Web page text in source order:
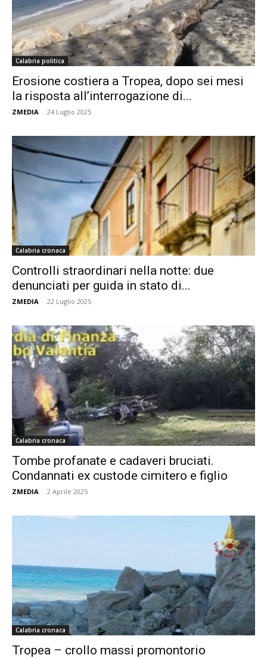
Calabria politica
Erosione costiera a Tropea, dopo sei mesi
la risposta all’interrogazione di...
ZMEDIA - 24 Luglio 2025
Calabria cronaca
Controlli straordinari nella notte: due
denunciati per guida in stato di...
ZMEDIA - 22 Luglio 2025
Calabria cronaca
Tombe profanate e cadaveri bruciati.
Condannati ex custode cimitero e figlio
ZMEDIA - 2 Aprile 2025
Calabria cronaca
Tropea – crollo massi promontorio